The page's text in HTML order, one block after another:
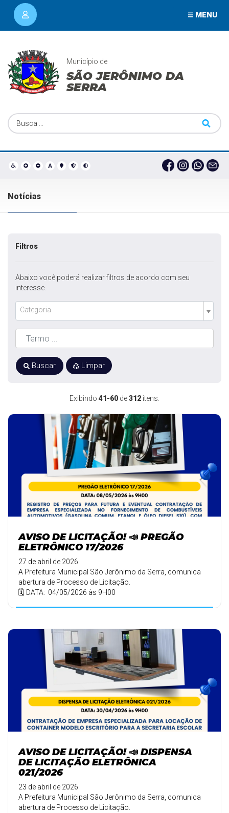
MENU
Município de
SÃO JERÔNIMO DA
SERRA
Notícias
Exibindo 41-60 de312 itens.
AVISO DE LICITAÇÃO! 📣 PREGÃO
ELETRÔNICO 17/2026
27 de abril de 2026
A Prefeitura Municipal São Jerônimo da Serra, comunica
abertura de Processo de Licitação.
🗓️ DATA: 04/05/2026 às 9H00
AVISO DE LICITAÇÃO! 📣 DISPENSA
DE LICITAÇÃO ELETRÔNICA
021/2026
23 de abril de 2026
A Prefeitura Municipal São Jerônimo da Serra, comunica
abertura de Processo de Licitação.
Filtros
Abaixo você poderá realizar filtros de acordo com seu
interesse.
Categoria
Buscar Limpar